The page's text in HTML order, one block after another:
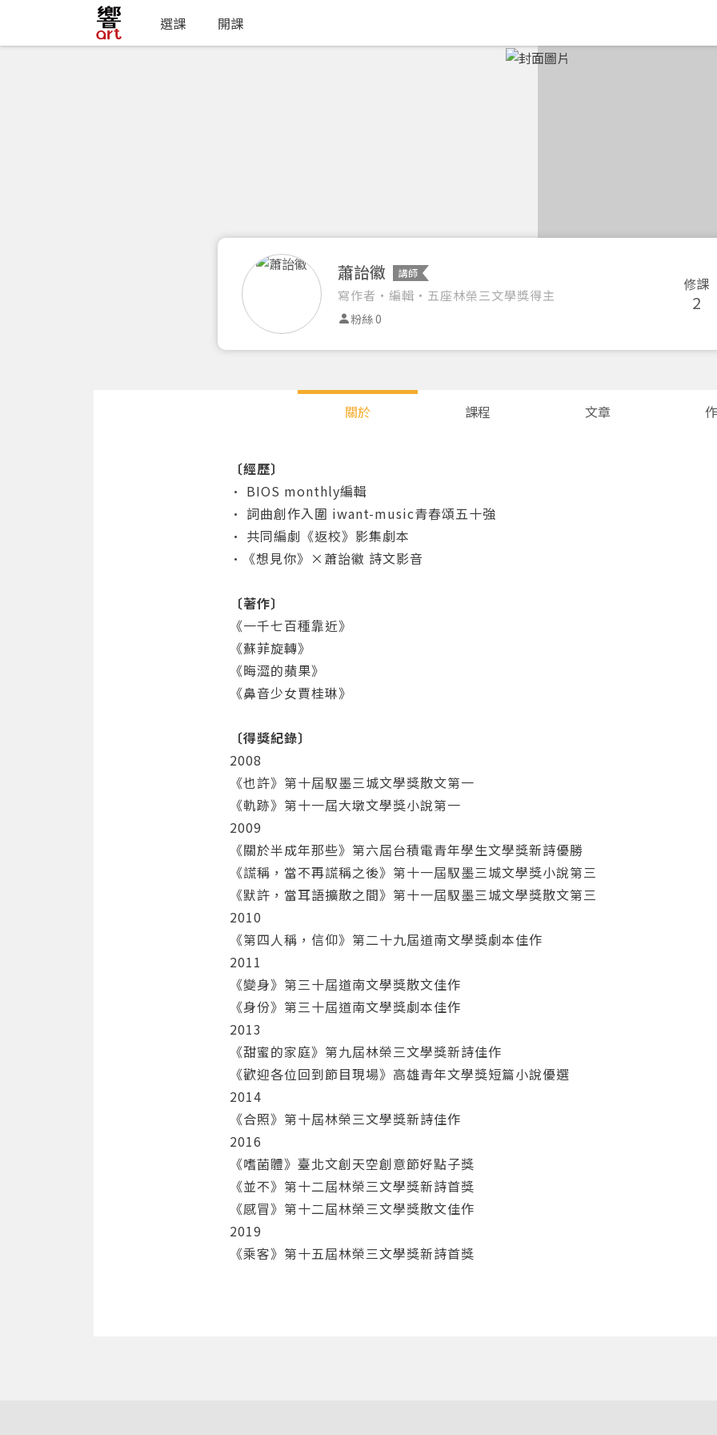
選課 開課
登入
忘記密碼
您將收到一封Email，請依照信件中的指示重新登入。
系統偵測到您的帳號重複登入，
確定
蕭詒徽 講師
寫作者・編輯・五座林榮三文學獎得主
粉絲 0
修課
2
關於 課程 文章
〔經歷〕
• BIOS monthly編輯
• 詞曲創作入圍 iwant-music青春頌五十強
• 共同編劇《返校》影集劇本
•《想見你》×蕭詒徽 詩文影音
〔著作〕
《一千七百種靠近》
《蘇菲旋轉》
《晦澀的蘋果》
《鼻音少女賈桂琳》
〔得獎紀錄〕
2008
《也許》第十屆馭墨三城文學獎散文第一
《軌跡》第十一屆大墩文學獎小說第一
2009
《​關於半成年那些》第六屆台積電青年學生文學獎新詩優勝
《謊稱，當不再謊稱之後》第十一屆馭墨三城文學獎小說第三
《默許，當耳語擴散之間》第十一屆馭墨三城文學獎散文第三
2010
《第四人稱，信仰》第二十九屆道南文學獎劇本佳作
2011
《變身》第三十屆道南文學獎散文佳作
《身份》第三十屆道南文學獎劇本佳作
2013
《甜蜜的家庭》第九屆林榮三文學獎新詩佳作
《歡迎各位回到節目現場》高雄青年文學獎短篇小說優選
2014
《合照》第十屆林榮三文學獎新詩佳作
2016
《嗜菌體》臺北文創天空創意節好點子獎
《並不》第十二屆林榮三文學獎新詩首獎
《感冒》第十二屆林榮三文學獎散文佳作
2019
《乘客》第十五屆林榮三文學獎新詩首獎